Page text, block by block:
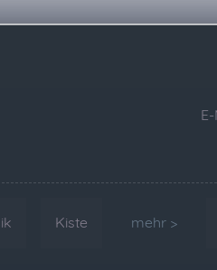
Kiste mehr >